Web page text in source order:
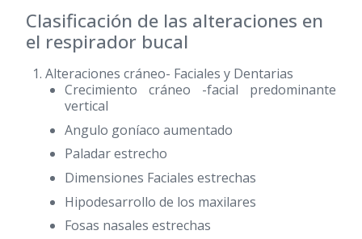
Clasificación de las alteraciones en
el respirador bucal
Alteraciones cráneo- Faciales y Dentarias
Crecimiento cráneo -facial predominante
vertical
Angulo goníaco aumentado
Paladar estrecho
Dimensiones Faciales estrechas
Hipodesarrollo de los maxilares
Fosas nasales estrechas